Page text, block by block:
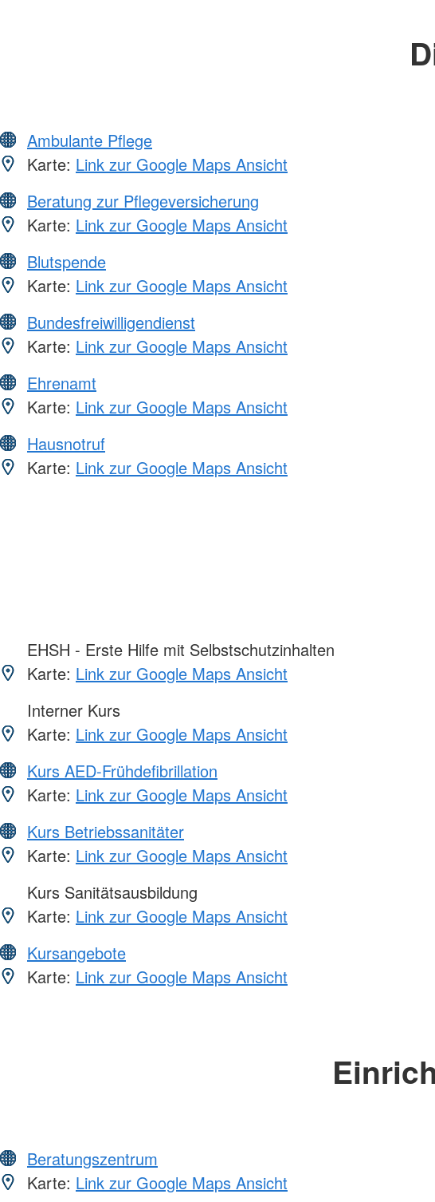
Ambulante Pflege
Karte: Link zur Google Maps Ansicht
Beratung zur Pflegeversicherung
Karte: Link zur Google Maps Ansicht
Blutspende
Karte: Link zur Google Maps Ansicht
Bundesfreiwilligendienst
Karte: Link zur Google Maps Ansicht
Ehrenamt
Karte: Link zur Google Maps Ansicht
Hausnotruf
Karte: Link zur Google Maps Ansicht
EHSH - Erste Hilfe mit Selbstschutzinhalten
Karte: Link zur Google Maps Ansicht
Interner Kurs
Karte: Link zur Google Maps Ansicht
Kurs AED-Frühdefibrillation
Karte: Link zur Google Maps Ansicht
Kurs Betriebssanitäter
Karte: Link zur Google Maps Ansicht
Kurs Sanitätsausbildung
Karte: Link zur Google Maps Ansicht
Kursangebote
Karte: Link zur Google Maps Ansicht
Beratungszentrum
Karte: Link zur Google Maps Ansicht